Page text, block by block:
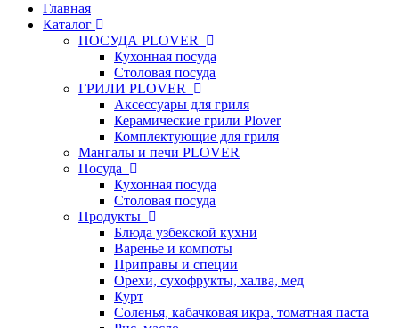
Главная
Каталог
ПОСУДА PLOVER
Кухонная посуда
Столовая посуда
ГРИЛИ PLOVER
Аксессуары для гриля
Керамические грили Plover
Комплектующие для гриля
Мангалы и печи PLOVER
Посуда
Кухонная посуда
Столовая посуда
Продукты
Блюда узбекской кухни
Варенье и компоты
Приправы и специи
Орехи, сухофрукты, халва, мед
Курт
Соленья, кабачковая икра, томатная паста